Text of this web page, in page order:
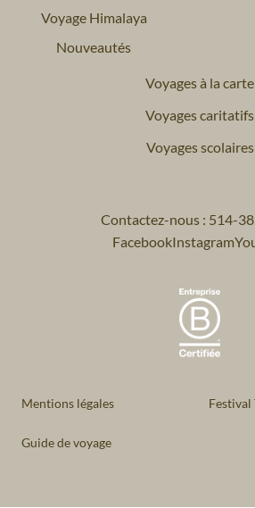
Voyage Himalaya
Nouveautés
Voyages à la carte
Voyages caritatifs
Voyages scolaires
Contactez-nous : 514-
FacebookInstagram
Mentions légales Festival
Guide de voyage